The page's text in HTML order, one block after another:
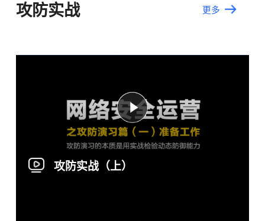
攻防实战 更多
攻防实战（上）